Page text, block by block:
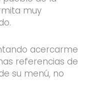
muy
acercarme
referencias de
su menú, no